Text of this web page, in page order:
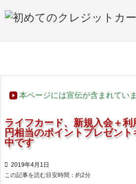
本ページには宣伝が含まれてい
ライフカード、新規入会＋
円相当のポイントプレゼン
中です
 2019年4月1日
この記事を読む目安時間：約2分